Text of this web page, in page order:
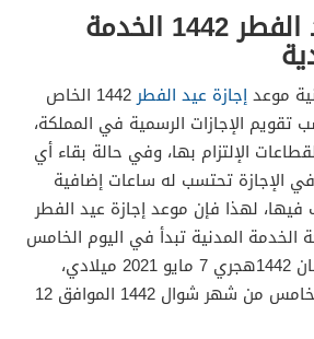
موعد إجازة عيد الفطر 1442 الخدمة
موعدإجازة عيد الفطر
1442 الخاص
تقويم الإجازات الرسمية في المملكة،
الإلتزام بها، وفي حالة بقاء أي
تحتسب له ساعات إضافية
لهذا فإن موعد إجازة عيد الفطر
حسب لائحة الخدمة المدنية تبدأ في اليوم الخامس
والعشرين من شهر رمضان 1442هجري 7 مايو 2021 ميلادي،
وتنتهي بنهاية اليوم الخامس من شهر شوال 1442 الموافق 12